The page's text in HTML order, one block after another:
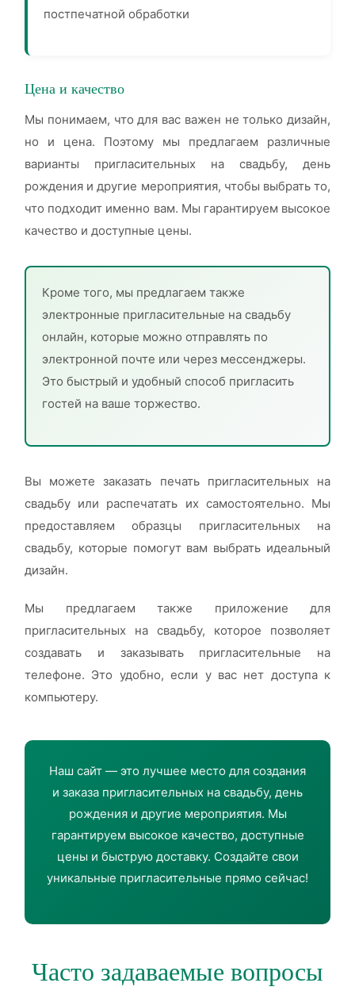
постпечатной обработки
Цена и качество
Мы понимаем, что для вас важен не только дизайн,
но и цена. Поэтому мы предлагаем различные
варианты пригласительных на свадьбу, день
рождения и другие мероприятия, чтобы выбрать то,
что подходит именно вам. Мы гарантируем высокое
качество и доступные цены.
Кроме того, мы предлагаем также
электронные пригласительные на свадьбу
онлайн, которые можно отправлять по
электронной почте или через мессенджеры.
Это быстрый и удобный способ пригласить
гостей на ваше торжество.
Вы можете заказать печать пригласительных на
свадьбу или распечатать их самостоятельно. Мы
предоставляем образцы пригласительных на
свадьбу, которые помогут вам выбрать идеальный
дизайн.
Мы предлагаем также приложение для
пригласительных на свадьбу, которое позволяет
создавать и заказывать пригласительные на
телефоне. Это удобно, если у вас нет доступа к
компьютеру.
Наш сайт — это лучшее место для создания
и заказа пригласительных на свадьбу, день
рождения и другие мероприятия. Мы
гарантируем высокое качество, доступные
цены и быструю доставку. Создайте свои
уникальные пригласительные прямо сейчас!
Часто задаваемые вопросы